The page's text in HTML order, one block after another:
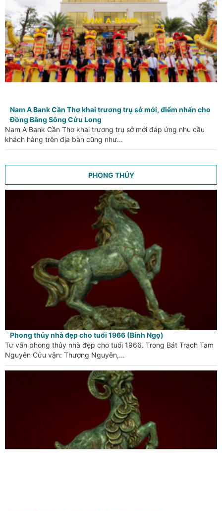
Nam A Bank Cần Thơ khai trương trụ sở mới, điểm nhấn cho
Đồng Bằng Sông Cửu Long
Nam A Bank Cần Thơ khai trương trụ sở mới đáp ứng nhu cầu
khách hàng trên địa bàn cũng như...
PHONG THỦY
Phong thủy nhà đẹp cho tuổi 1966 (Bính Ngọ)
Tư vấn phong thủy nhà đẹp cho tuổi 1966. Trong Bát Trạch Tam
Nguyên Cửu vận: Thượng Nguyên,...